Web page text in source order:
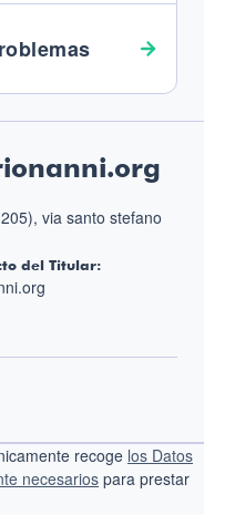
via santo stefano
del Titular:
recoge los Datos
necesariospara prestar